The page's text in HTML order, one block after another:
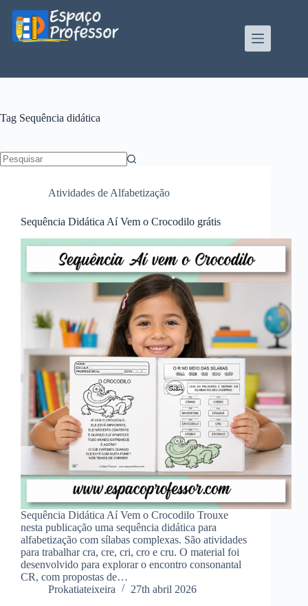
para
conteúdo
Tag Sequência didática
Atividades de Alfabetização
Sequência Didática Aí Vem o Crocodilo grátis
Sequência Didática Aí Vem o Crocodilo Trouxe
nesta publicação uma sequência didática para
alfabetização com sílabas complexas. São atividades
para trabalhar cra, cre, cri, cro e cru. O material foi
desenvolvido para explorar o encontro consonantal
CR, com propostas de…
Prokatiateixeira
27th abril 2026